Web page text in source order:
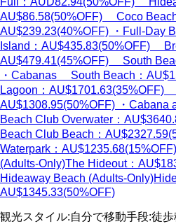
AU$86.58(50%OFF) Coco Beach
AU$239.23(40%OFF) ・Full-Day
Island：AU$435.83(50%OFF)
AU$479.41(45%OFF) South
・Cabanas South Beach：
Lagoon：AU$1701.63(35%OFF)
AU$1308.95(50%OFF) ・
Beach Club Overwater：
Beach Club Beach：
Waterpark：
(Adults-Only)The Hideout：
Hideaway Beach (Adults-
AU$1345.33(50%OFF)
観光スタイル:自分で移動手段:徒歩